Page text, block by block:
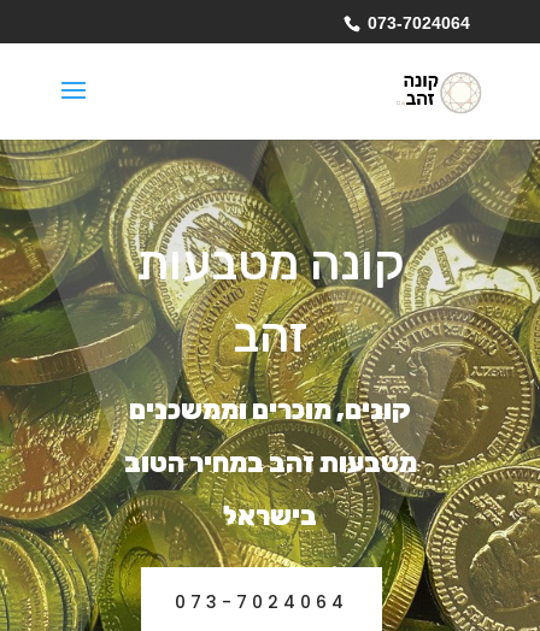
073-7024064
קונה מטבעות
זהב
קונים, מוכרים וממשכנים
מטבעות זהב במחיר הטוב
בישראל
073-7024064